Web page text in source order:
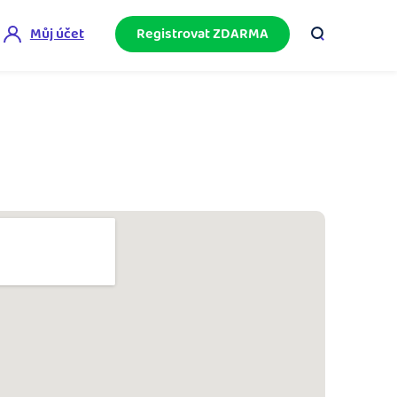
se komunity na fakturaci, daně či
Můj účet Registrovat ZDARMA